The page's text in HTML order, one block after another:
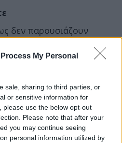
My Personal
sale, sharing to third parties, or
or sensitive information for
please use the below opt-out
Please note that after your
you may continue seeing
personal information utilized by
δεν παρουσιάζουν
ή άλλα
της μία φορά
είναι θέματα που
τον γιατρό που έχει
όμως, δεν πρέπει να